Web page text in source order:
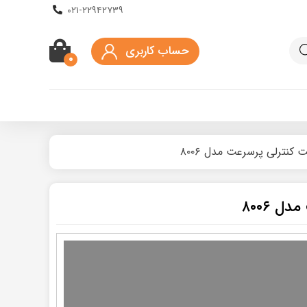
۰۲۱-۲۲۹۴۲۷۳۹
۰ حساب کاربری
کیف اسکوتر برقی
پرسرعت مدل ۸۰۰۶